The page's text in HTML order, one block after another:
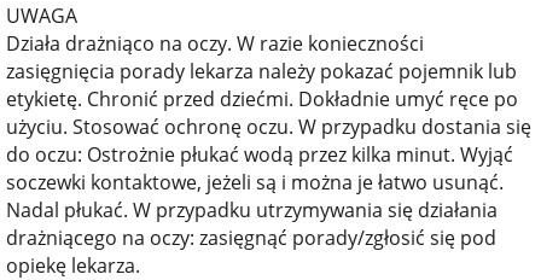
UWAGA
Działa drażniąco na oczy. W razie konieczności
zasięgnięcia porady lekarza należy pokazać pojemnik lub
etykietę. Chronić przed dziećmi. Dokładnie umyć ręce po
użyciu. Stosować ochronę oczu. W przypadku dostania się
do oczu: Ostrożnie płukać wodą przez kilka minut. Wyjąć
soczewki kontaktowe, jeżeli są i można je łatwo usunąć.
Nadal płukać. W przypadku utrzymywania się działania
drażniącego na oczy: zasięgnąć porady/zgłosić się pod
opiekę lekarza.